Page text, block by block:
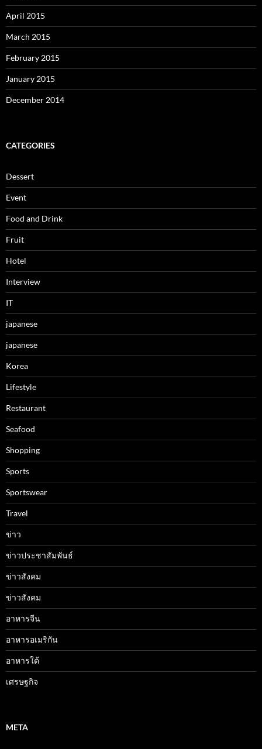
April 2015
March 2015
February 2015
January 2015
December 2014
CATEGORIES
Dessert
Event
Food and Drink
Fruit
Hotel
Interview
IT
japanese
japanese
Korea
Lifestyle
Restaurant
Seafood
Shopping
Sports
Sportswear
Travel
ข่าว
ข่าวประชาสัมพันธ์
ข่าวสังคม
ข่าวสังคม
อาหารจีน
อาหารอเมริกัน
อาหารใต้
เศรษฐกิจ
META